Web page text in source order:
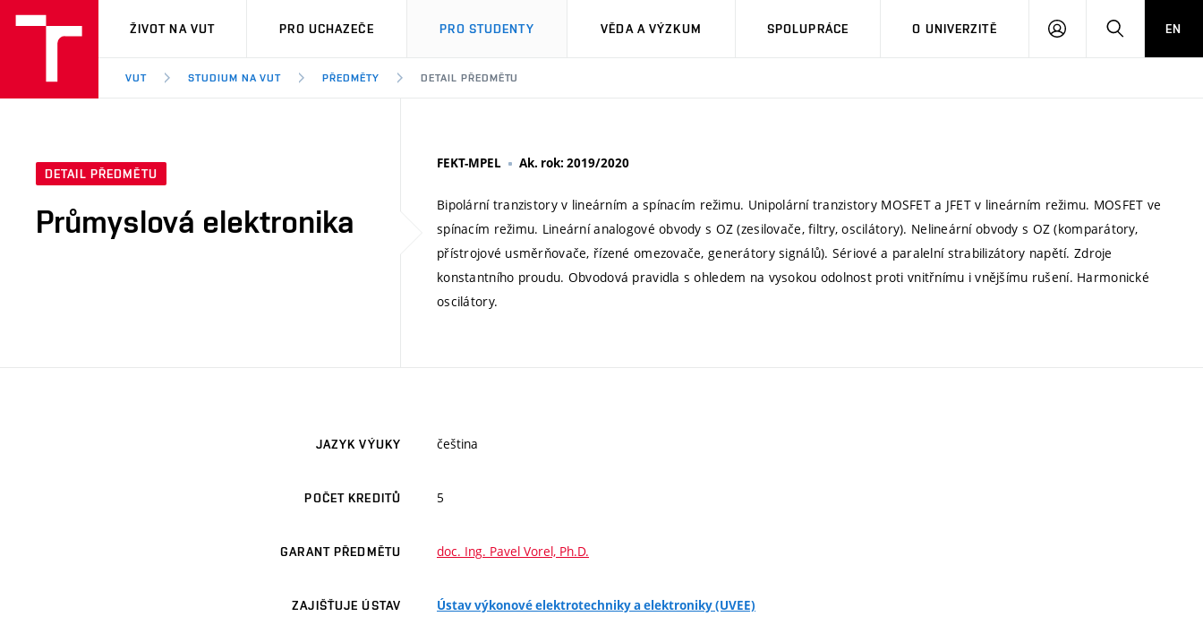
VUT
ŽIVOT NA VUT PRO UCHAZEČE PRO STUDENTY VĚDA A VÝZKUM SPOLUPRÁCE O UNIVERZITĚ
PŘIHLÁSIT HLEDATEN
VUT STUDIUM NA VUT PŘEDMĚTY DETAIL PŘEDMĚTU
DETAIL PŘEDMĚTU
Průmyslová elektronika
FEKT-MPEL Ak. rok: 2019/2020
Bipolární tranzistory v lineárním a spínacím režimu. Unipolární tranzistory MOSFET a JFET v lineárním režimu. MOSFET ve
spínacím režimu. Lineární analogové obvody s OZ (zesilovače, filtry, oscilátory). Nelineární obvody s OZ (komparátory,
přístrojové usměrňovače, řízené omezovače, generátory signálů). Sériové a paralelní strabilizátory napětí. Zdroje
konstantního proudu. Obvodová pravidla s ohledem na vysokou odolnost proti vnitřnímu i vnějšímu rušení. Harmonické
oscilátory.
JAZYK VÝUKY čeština
POČET KREDITŮ 5
GARANT PŘEDMĚTU doc. Ing. Pavel Vorel, Ph.D.
ZAJIŠŤUJE ÚSTAV Ústav výkonové elektrotechniky a elektroniky (UVEE)